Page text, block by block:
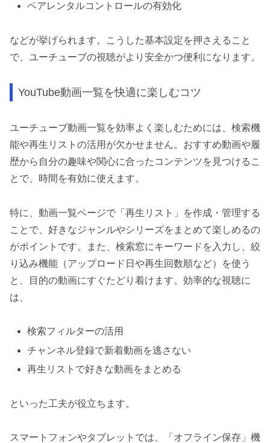
ペアレンタルコントロールの有効化
などが挙げられます。こうした基本設定を押さえること
で、ユーチューブの視聴がより安全かつ便利になります。
YouTube動画一覧を快適に楽しむコツ
ユーチューブ動画一覧を効率よく楽しむためには、検索機
能や再生リストの活用が欠かせません。おすすめ動画や履
歴から自分の趣味や関心に合ったコンテンツを見つけるこ
とで、時間を有効に使えます。
特に、動画一覧ページで「再生リスト」を作成・管理する
ことで、好きなジャンルやシリーズをまとめて楽しめるの
がポイントです。また、検索窓にキーワードを入力し、絞
り込み機能（アップロード日や再生回数順など）を使う
と、目的の動画にすぐたどり着けます。効率的な視聴に
は、
検索フィルターの活用
チャンネル登録で新着動画を逃さない
再生リストで好きな動画をまとめる
といった工夫が役立ちます。
スマートフォンやタブレットでは、「オフライン保存」機